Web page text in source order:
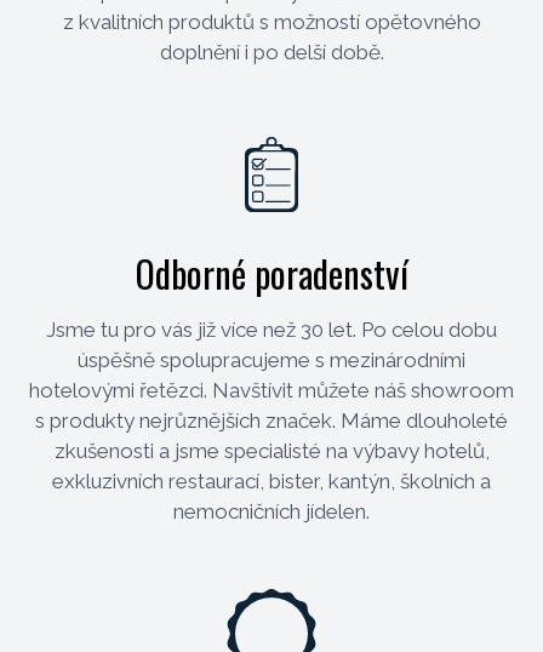
z kvalitních produktů s možností opětovného
doplnění i po delší době.
Odborné poradenství
Jsme tu pro vás již více než 30 let. Po celou dobu
úspěšně spolupracujeme s mezinárodními
hotelovými řetězci. Navštívit můžete náš showroom
s produkty nejrůznějších značek. Máme dlouholeté
zkušenosti a jsme specialisté na výbavy hotelů,
exkluzivních restaurací, bister, kantýn, školních a
nemocničních jídelen.